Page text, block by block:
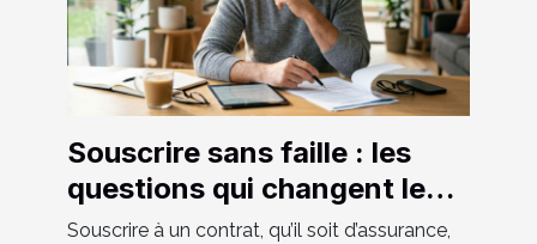
Souscrire sans faille : les
questions qui changent le
contrat
Souscrire à un contrat, qu’il soit d’assurance,